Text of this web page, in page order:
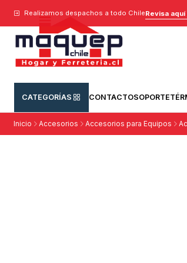
CATEGORÍAS CONTACTOSOPORTE
Realizamos despachos a todo ChileRevisa
Inicio Accesorios Accesorios para Equipos